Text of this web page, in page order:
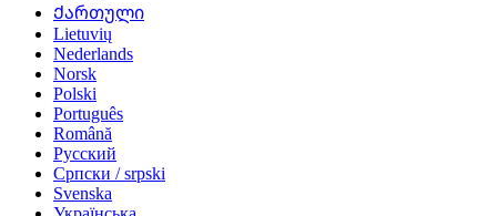
Ქართული
Lietuvių
Nederlands
Norsk
Polski
Português
Română
Русский
Српски / srpski
Svenska